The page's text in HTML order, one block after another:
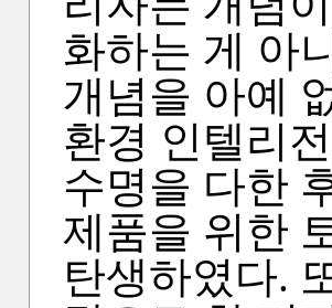
화하는 게 아
개념을 아예
환경 인텔리
수명을 다한
제품을 위한
탄생하였다.